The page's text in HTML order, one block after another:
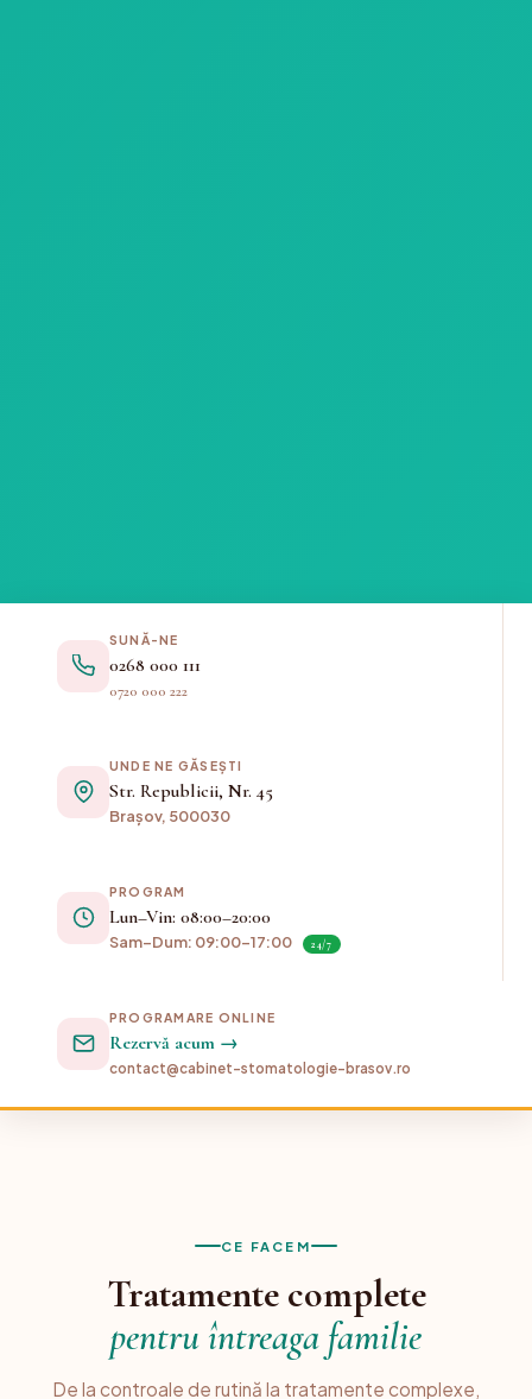
SUNĂ-NE
0268 000 111
0720 000 222
UNDE NE GĂSEȘTI
Str. Republicii, Nr. 45
Brașov, 500030
PROGRAM
Lun–Vin: 08:00–20:00
Sam–Dum: 09:00–17:00 24/7
PROGRAMARE ONLINE
Rezervă acum →
contact@cabinet-stomatologie-brasov.ro
CE FACEM
Tratamente complete
pentru întreaga familie
De la controale de rutină la tratamente complexe,